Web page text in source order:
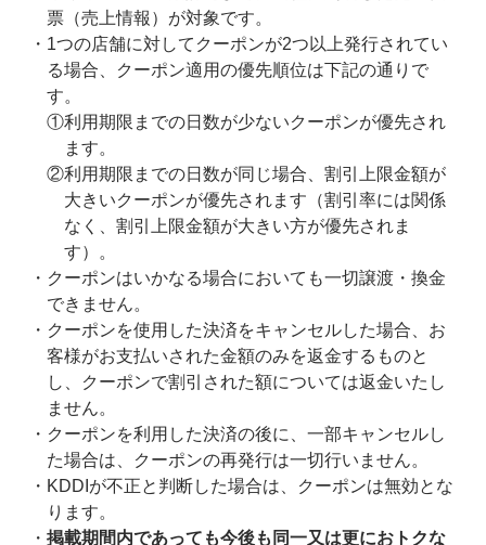
票（売上情報）が対象です。
1つの店舗に対してクーポンが2つ以上発行されてい
る場合、クーポン適用の優先順位は下記の通りで
す。
①利用期限までの日数が少ないクーポンが優先され
ます。
②利用期限までの日数が同じ場合、割引上限金額が
大きいクーポンが優先されます（割引率には関係
なく、割引上限金額が大きい方が優先されま
す）。
クーポンはいかなる場合においても一切譲渡・換金
できません。
クーポンを使用した決済をキャンセルした場合、お
客様がお支払いされた金額のみを返金するものと
し、クーポンで割引された額については返金いたし
ません。
クーポンを利用した決済の後に、一部キャンセルし
た場合は、クーポンの再発行は一切行いません。
KDDIが不正と判断した場合は、クーポンは無効とな
ります。
掲載期間内であっても今後も同一又は更におトクな